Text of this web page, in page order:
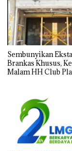
Sembunyikan
Brankas Khusus,
Malam HH Club